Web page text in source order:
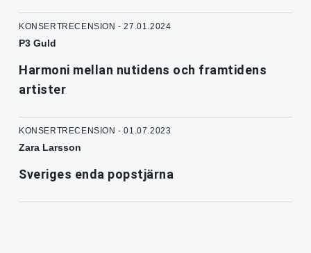
KONSERTRECENSION - 27.01.2024
P3 Guld
Harmoni mellan nutidens och framtidens
artister
KONSERTRECENSION - 01.07.2023
Zara Larsson
Sveriges enda popstjärna